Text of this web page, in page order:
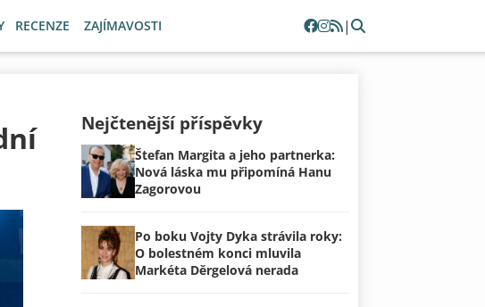
RECENZE ZAJÍMAVOSTI |
Nejčtenější příspěvky
Štefan Margita a jeho partnerka:
Nová láska mu připomíná Hanu
Zagorovou
Po boku Vojty Dyka strávila roky:
O bolestném konci mluvila
Markéta Děrgelová nerada